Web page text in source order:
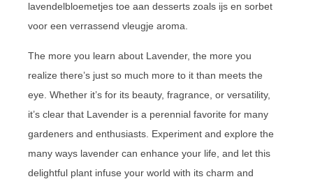
lavendelbloemetjes toe aan desserts zoals ijs en sorbet
voor een verrassend vleugje aroma.
The more you learn about Lavender, the more you
realize there’s just so much more to it than meets the
eye. Whether it’s for its beauty, fragrance, or versatility,
it’s clear that Lavender is a perennial favorite for many
gardeners and enthusiasts. Experiment and explore the
many ways lavender can enhance your life, and let this
delightful plant infuse your world with its charm and